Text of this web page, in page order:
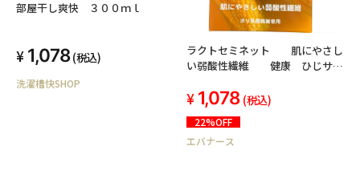
部屋干し爽快 ３００ｍｌ
1,078 (税込)
洗濯槽快SHOP
ラクトセミネット 肌にやさし
い弱酸性繊維 健康 ひじサポ
1,078 (税込)
22%OFF
エバナース